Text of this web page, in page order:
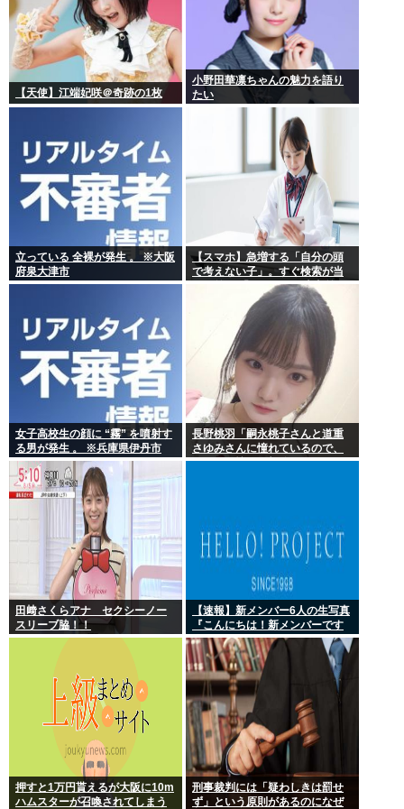
【天使】江端妃咲＠奇跡の1枚
小野田華凛ちゃんの魅力を語り
たい
立っている 全裸が発生 。 ※大阪
府泉大津市
【スマホ】急増する「自分の頭
で考えない子」。すぐ検索が当
たり前に 「タイパ」至上主義
女子高校生の顔に “霧” を噴射す
る男が発生 。 ※兵庫県伊丹市
長野桃羽「嗣永桃子さんと道重
さゆみさんに憧れているので、
ふたりの憧れの部分をぎゅっと
田﨑さくらアナ セクシーノー
スリーブ脇！！
【速報】新メンバー6人の生写真
『こんにちは！新メンバーです
☆』
押すと1万円貰えるが大阪に10m
ハムスターが召喚されてしまう
刑事裁判には「疑わしきは罰せ
ず」という原則があるのになぜ